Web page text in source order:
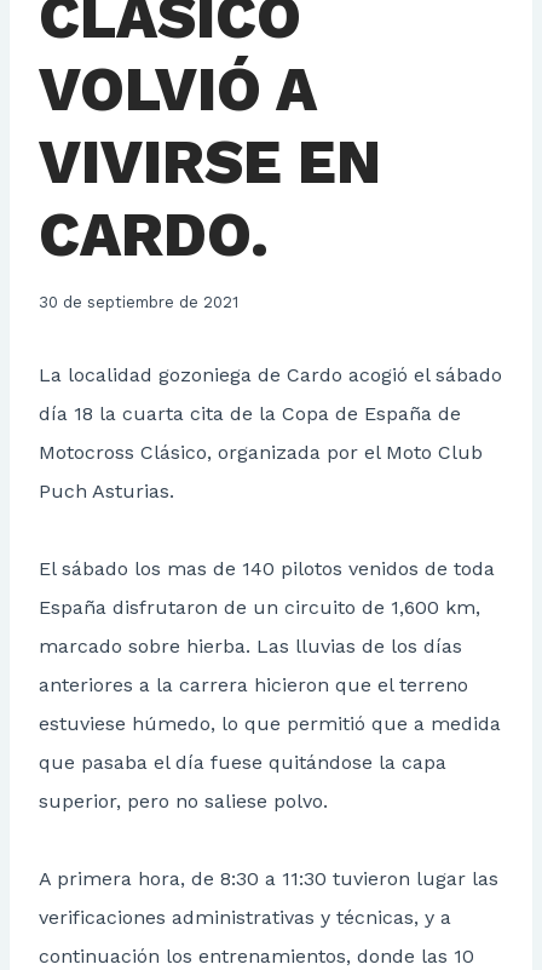
CLÁSICO
VOLVIÓ A
VIVIRSE EN
CARDO.
30 de septiembre de 2021
La localidad gozoniega de Cardo acogió el sábado
día 18 la cuarta cita de la Copa de España de
Motocross Clásico, organizada por el Moto Club
Puch Asturias.
El sábado los mas de 140 pilotos venidos de toda
España disfrutaron de un circuito de 1,600 km,
marcado sobre hierba. Las lluvias de los días
anteriores a la carrera hicieron que el terreno
estuviese húmedo, lo que permitió que a medida
que pasaba el día fuese quitándose la capa
superior, pero no saliese polvo.
A primera hora, de 8:30 a 11:30 tuvieron lugar las
verificaciones administrativas y técnicas, y a
continuación los entrenamientos, donde las 10